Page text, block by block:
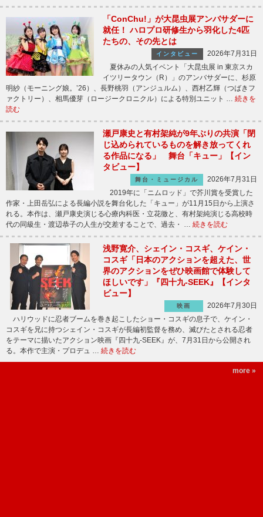
「ConChu!」が大昆虫展アンバサダーに
就任！ ハロプロ研修生から羽化した4匹
たちの、その先とは
インタビュー
2026年7月31日
夏休みの人気イベント「大昆虫展 in 東京スカ
イツリータウン（R）」のアンバサダーに、杉原
明紗（モーニング娘。’26）、長野桃羽（アンジュルム）、西村乙輝（つばきフ
ァクトリー）、相馬優芽（ロージークロニクル）による特別ユニット … 続きを
読む
瀬戸康史と有村架純が9年ぶりの共演「閉
じ込められているものを解き放ってくれ
る作品になる」 舞台「キュー」【イン
タビュー】
舞台・ミュージカル
2026年7月31日
2019年に「ニムロッド」で芥川賞を受賞した
作家・上田岳弘による長編小説を舞台化した「キュー」が11月15日から上演さ
れる。本作は、瀬戸康史演じる心療内科医・立花徹と、有村架純演じる高校時
代の同級生・渡辺恭子の人生が交差することで、過去・ … 続きを読む
浅野寛介、シェイン・コスギ、ケイン・
コスギ「日本のアクションを超えた、世
界のアクションをぜひ映画館で体験して
ほしいです」『四十九-SEEK』【インタ
ビュー】
映画
2026年7月30日
ハリウッドに忍者ブームを巻き起こしたショー・コスギの息子で、ケイン・
コスギを兄に持つシェイン・コスギが長編初監督を務め、滅びたとされる忍者
をテーマに描いたアクション映画『四十九-SEEK』が、7月31日から公開され
る。本作で主演・プロデュ … 続きを読む
more »